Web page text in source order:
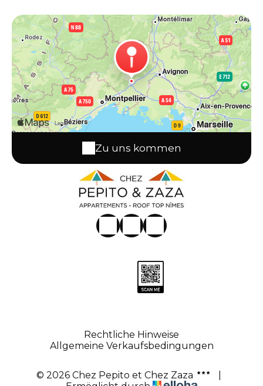
Zu uns kommen
Rechtliche Hinweise
Allgemeine Verkaufsbedingungen
© 2026 Chez Pepito et Chez Zaza